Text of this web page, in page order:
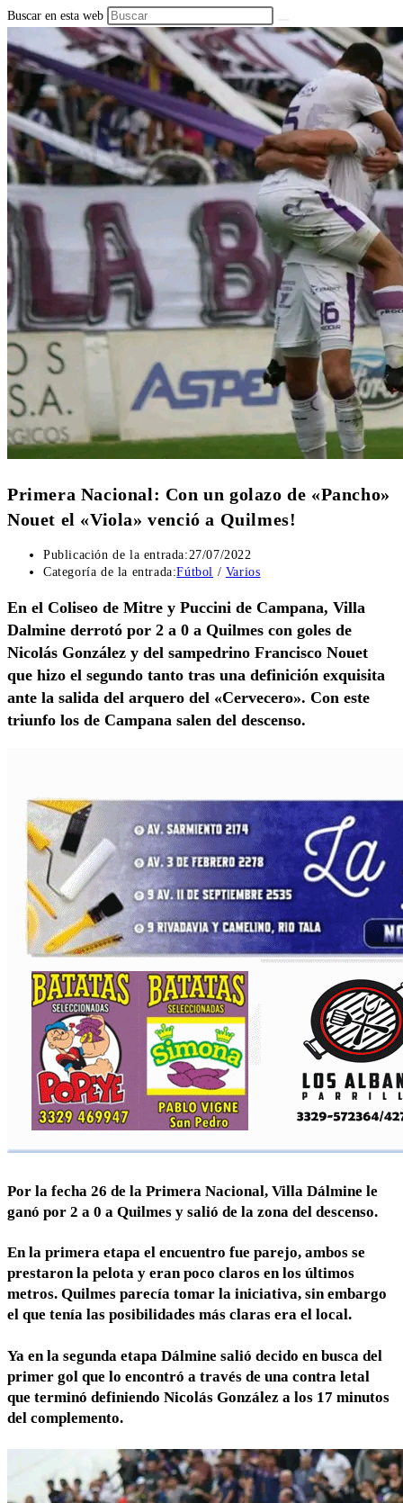
Buscar en esta web
Primera Nacional: Con un golazo de «Pancho»
Nouet el «Viola» venció a Quilmes!
Publicación de la entrada:27/07/2022
Categoría de la entrada:Fútbol / Varios
En el Coliseo de Mitre y Puccini de Campana, Villa
Dalmine derrotó por 2 a 0 a Quilmes con goles de
Nicolás González y del sampedrino Francisco Nouet
que hizo el segundo tanto tras una definición exquisita
ante la salida del arquero del «Cervecero». Con este
triunfo los de Campana salen del descenso.
Por la fecha 26 de la Primera Nacional, Villa Dálmine le
ganó por 2 a 0 a Quilmes y salió de la zona del descenso.
En la primera etapa el encuentro fue parejo, ambos se
prestaron la pelota y eran poco claros en los últimos
metros. Quilmes parecía tomar la iniciativa, sin embargo
el que tenía las posibilidades más claras era el local.
Ya en la segunda etapa Dálmine salió decido en busca del
primer gol que lo encontró a través de una contra letal
que terminó definiendo Nicolás González a los 17 minutos
del complemento.